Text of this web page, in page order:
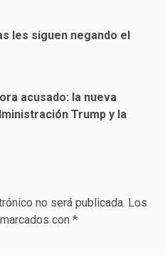
les siguen negando el
acusado: la nueva
Trump y la
no será publicada. Los
con *